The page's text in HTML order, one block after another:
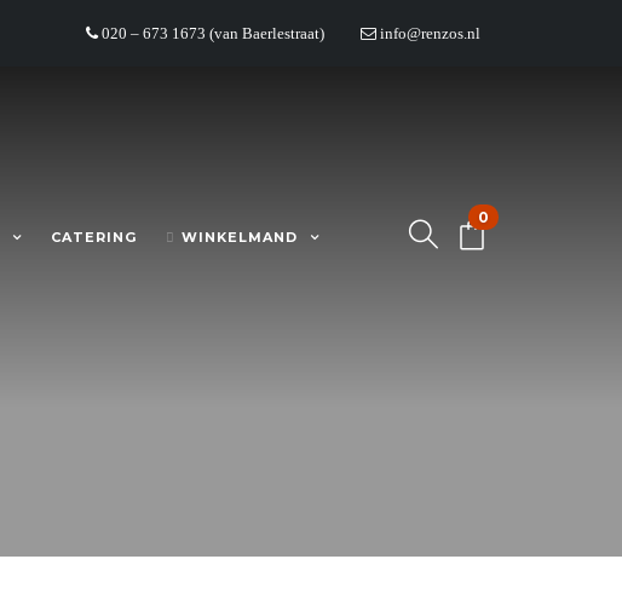
info@renzos.nl
020 – 673 1673 (van Baerlestraat)
CATERING WINKELMAND
0